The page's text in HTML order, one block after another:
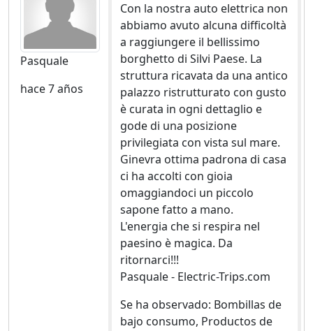
Pasquale
hace 7 años
Con la nostra auto elettrica non
abbiamo avuto alcuna difficoltà
a raggiungere il bellissimo
borghetto di Silvi Paese. La
struttura ricavata da una antico
palazzo ristrutturato con gusto
è curata in ogni dettaglio e
gode di una posizione
privilegiata con vista sul mare.
Ginevra ottima padrona di casa
ci ha accolti con gioia
omaggiandoci un piccolo
sapone fatto a mano.
L'energia che si respira nel
paesino è magica. Da
ritornarci!!!
Pasquale - Electric-Trips.com
Se ha observado: Bombillas de
bajo consumo, Productos de